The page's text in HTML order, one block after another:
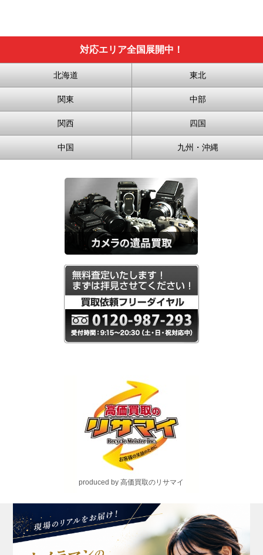
対応エリア全国展開中！
北海道 東北
関東 中部
関西 四国
中国 九州・沖縄
produced by 高価買取のリサマイ